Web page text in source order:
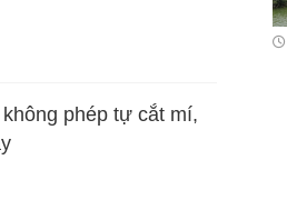
phép tự cắt mí,